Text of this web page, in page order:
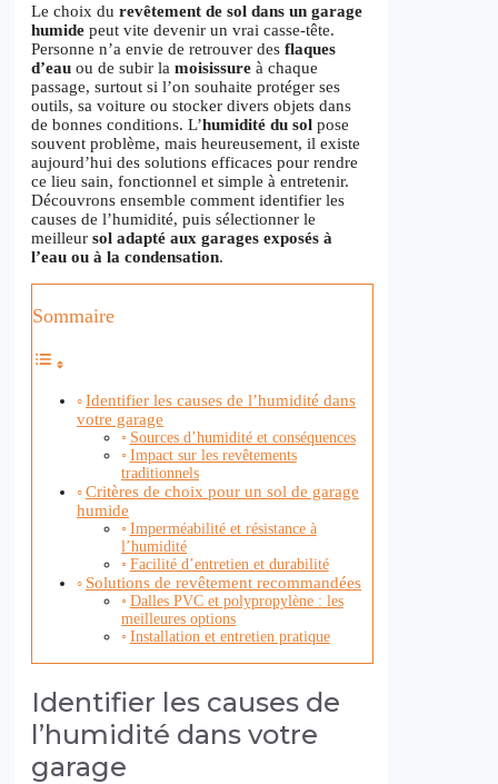
Le choix du revêtement de sol dans un garage
humide peut vite devenir un vrai casse-tête.
Personne n’a envie de retrouver des flaques
d’eau ou de subir la moisissure à chaque
passage, surtout si l’on souhaite protéger ses
outils, sa voiture ou stocker divers objets dans
de bonnes conditions. L’humidité du sol pose
souvent problème, mais heureusement, il existe
aujourd’hui des solutions efficaces pour rendre
ce lieu sain, fonctionnel et simple à entretenir.
Découvrons ensemble comment identifier les
causes de l’humidité, puis sélectionner le
meilleur sol adapté aux garages exposés à
l’eau ou à la condensation.
Sommaire
Identifier les causes de l’humidité dans
votre garage
Sources d’humidité et conséquences
Impact sur les revêtements
traditionnels
Critères de choix pour un sol de garage
humide
Imperméabilité et résistance à
l’humidité
Facilité d’entretien et durabilité
Solutions de revêtement recommandées
Dalles PVC et polypropylène : les
meilleures options
Installation et entretien pratique
Identifier les causes de
l’humidité dans votre
garage